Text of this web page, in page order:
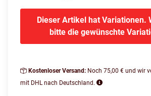
Dieser Artikel hat Variationen.
bitte die gewünschte
Kostenloser Versand: Noch 75,00 € und wir
mit DHL nach Deutschland.